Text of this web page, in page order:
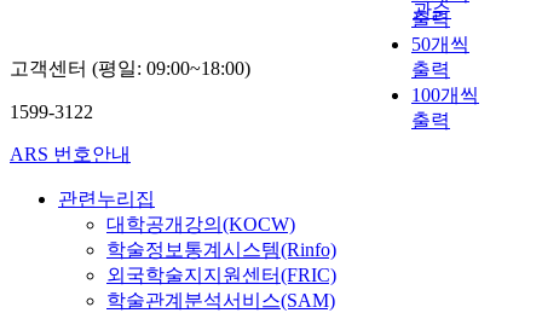
이 대두되고 있다. 더
욱이 우리나라의 痲藥
類 密去來가 國際的인
경향을 띄고 組織犯罪
집단 또는 국가차원의
현상을 볼 때 그 필요
성은 더욱 절실하다.
of event such as June
15 declaration, family
reunion and ongoing
sunshine policy of
engaging North Korea
disputes to the
disconnected policy of
을 판단 평가하고 적
정 국방비를 안정적으
로 확보하는 방안을
살펴본다. '한국의 국
방비'는 실재하는 북
한의 군사적 위협과
를 방위하기 위한 군
사력의 건설 및 유지
관순
출력
50개씩
출력
100개씩
출력
고객센터 (평일: 09:00~18:00)
1599-3122
ARS 번호안내
관련누리집
대학공개강의(KOCW)
학술정보통계시스템(Rinfo)
외국학술지지원센터(FRIC)
학술관계분석서비스(SAM)